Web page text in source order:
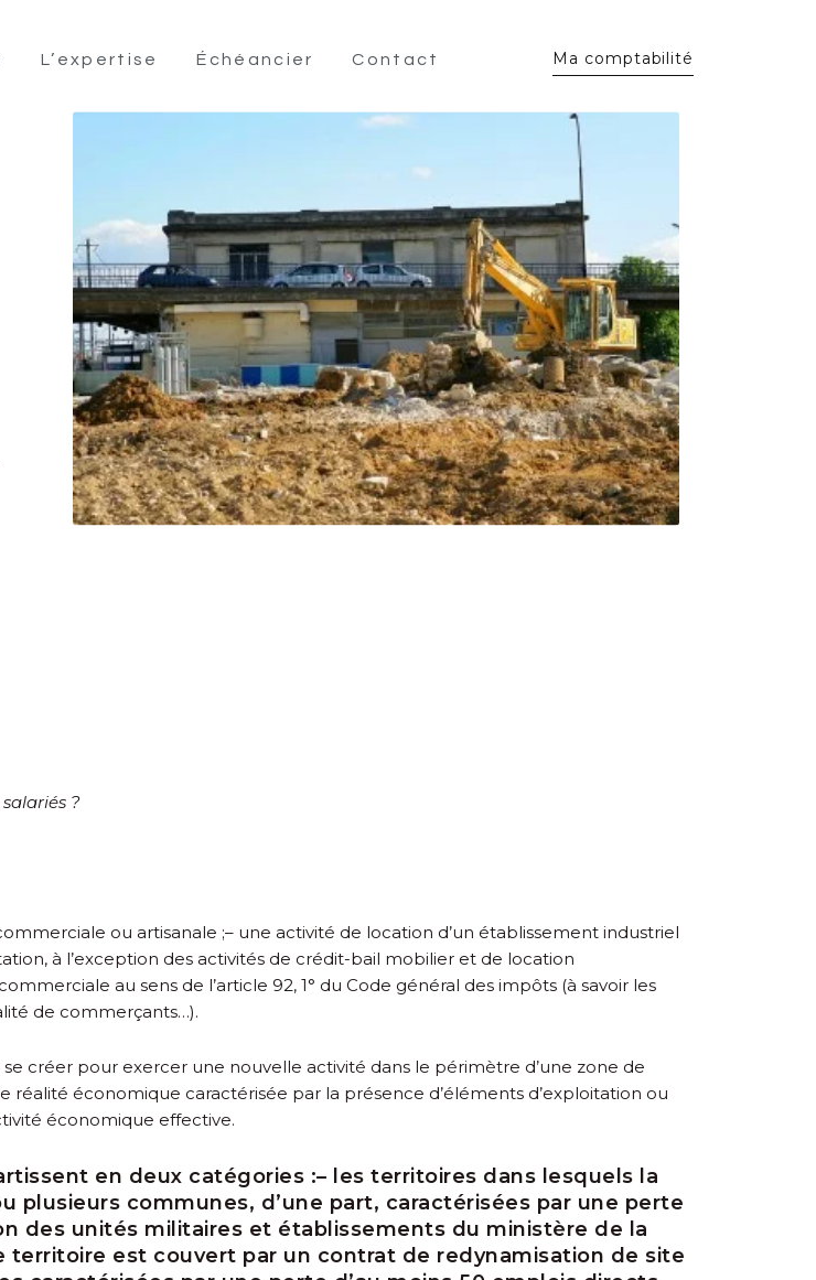
L’expertise Échéancier Contact Ma comptabilité
?
ou artisanale ;– une activité de location d’un établissement industriel
à l’exception des activités de crédit-bail mobilier et de location
au sens de l’article 92, 1° du Code général des impôts (à savoir les
de commerçants…).
créer pour exercer une nouvelle activité dans le périmètre d’une zone de
économique caractérisée par la présence d’éléments d’exploitation ou
économique effective.
en deux catégories :– les territoires dans lesquels la
communes, d’une part, caractérisées par une perte
des unités militaires et établissements du ministère de la
est couvert par un contrat de redynamisation de site